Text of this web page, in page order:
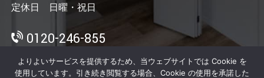
定休日 日曜・祝日
0120-246-855
よりよいサービスを提供するため、当ウェブサイトでは Cookie を
使用しています。引き続き閲覧する場合、Cookie の使用を承諾した